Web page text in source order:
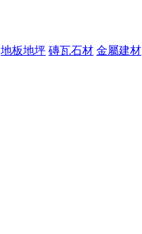
地板地坪 磚瓦石材 金屬建材